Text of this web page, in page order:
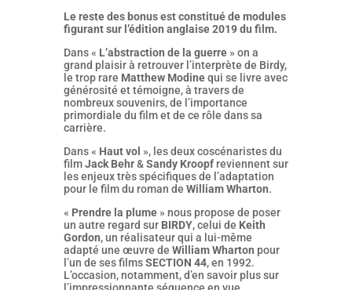
Le reste des bonus est constitué de modules
figurant sur l’édition anglaise 2019 du film.
Dans « L’abstraction de la guerre» on a
grand plaisir à retrouver l’interprète de Birdy,
le trop rare Matthew Modinequi se livre avec
générosité et témoigne, à travers de
nombreux souvenirs, de l’importance
primordiale du film et de ce rôle dans sa
carrière.
Dans « Haut vol », les deux coscénaristes du
filmJack Behr&Sandy Kroopfreviennent sur
les enjeux très spécifiques de l’adaptation
pour le film du roman de William Wharton.
« Prendre la plume» nous propose de poser
un autre regard sur BIRDY, celui de Keith
Gordon, un réalisateur qui a lui-même
adapté une œuvre de William Wharton pour
l’un de ses filmsSECTION 44, en 1992.
L’occasion, notamment, d’en savoir plus sur